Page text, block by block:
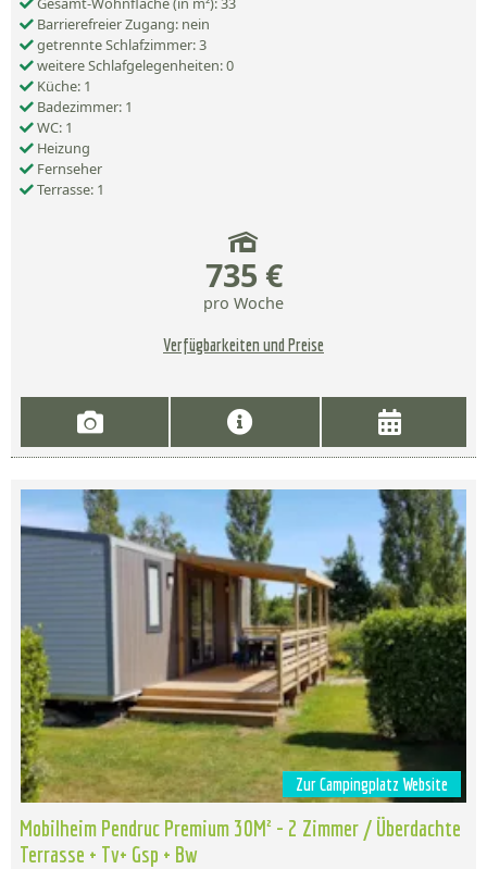
Barrierefreier Zugang: nein
getrennte Schlafzimmer: 3
weitere Schlafgelegenheiten: 0
Küche: 1
Badezimmer: 1
WC: 1
Heizung
Fernseher
Terrasse: 1
735 €
pro Woche
Verfügbarkeiten und Preise
Zur Campingplatz Website
Mobilheim Pendruc Premium 30M² - 2 Zimmer / Überdachte
Terrasse + Tv+ Gsp + Bw